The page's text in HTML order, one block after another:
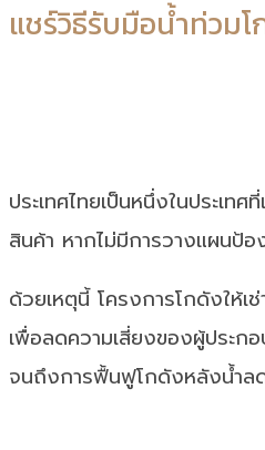
แชร์วิธีรับมือน้ำท่วม
ประเทศไทยเป็นหนึ่งในประเ
สินค้า หากไม่มีการวางแผนป้อ
ด้วยเหตุนี้ โครงการโกดังให้เช่
เพื่อลดความเสี่ยงของผู้ประ
จนถึงการฟื้นฟูโกดังหลังน้ำล